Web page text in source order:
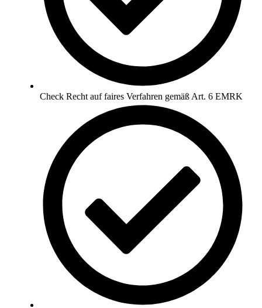
Check Recht auf faires Verfahren gemäß Art. 6 EMRK